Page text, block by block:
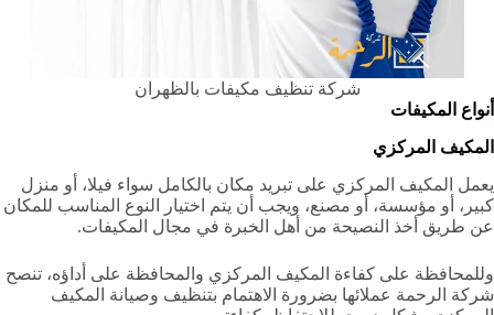
شركة تنظيف مكيفات بالظهران
أنواع المكيفات
المكيف المركزي
يعمل المكيف المركزي على تبريد مكان بالكامل سواء فيلا، أو منزل
كبير، أو مؤسسة، أو مصنع، ويجب أن يتم اختيار النوع المناسب للمكان
عن طريق أخذ النصيحة من أهل الخبرة في مجال المكيفات.
وللمحافظة على كفاءة المكيف المركزي والمحافظة على أداؤه، تنصح
شركة الرحمة عملائها بضرورة الاهتمام بتنظيف وصيانة المكيف